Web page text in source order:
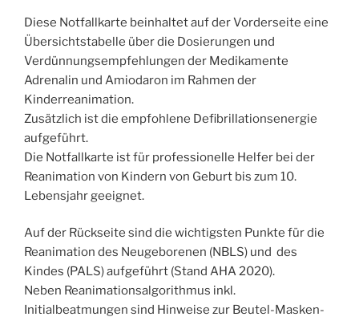
Diese Notfallkarte beinhaltet auf der Vorderseite eine
Übersichtstabelle über die Dosierungen und
Verdünnungsempfehlungen der Medikamente
Adrenalin und Amiodaron im Rahmen der
Kinderreanimation.
Zusätzlich ist die empfohlene Defibrillationsenergie
aufgeführt.
Die Notfallkarte ist für professionelle Helfer bei der
Reanimation von Kindern von Geburt bis zum 10.
Lebensjahr geeignet.
Auf der Rückseite sind die wichtigsten Punkte für die
Reanimation des Neugeborenen (NBLS) und des
Kindes (PALS) aufgeführt (Stand AHA 2020).
Neben Reanimationsalgorithmus inkl.
Initialbeatmungen sind Hinweise zur Beutel-Masken-